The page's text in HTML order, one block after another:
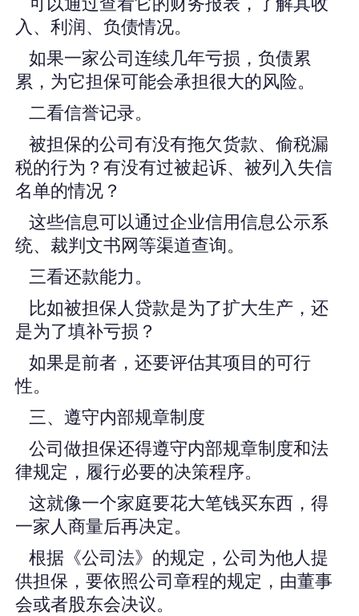
可以通过查看它的财务报表，了解其收
入、利润、负债情况。
如果一家公司连续几年亏损，负债累
累，为它担保可能会承担很大的风险。
二看信誉记录。
被担保的公司有没有拖欠货款、偷税漏
税的行为？有没有过被起诉、被列入失信
名单的情况？
这些信息可以通过企业信用信息公示系
统、裁判文书网等渠道查询。
三看还款能力。
比如被担保人贷款是为了扩大生产，还
是为了填补亏损？
如果是前者，还要评估其项目的可行
性。
三、遵守内部规章制度
公司做担保还得遵守内部规章制度和法
律规定，履行必要的决策程序。
这就像一个家庭要花大笔钱买东西，得
一家人商量后再决定。
根据《公司法》的规定，公司为他人提
供担保，要依照公司章程的规定，由董事
会或者股东会决议。